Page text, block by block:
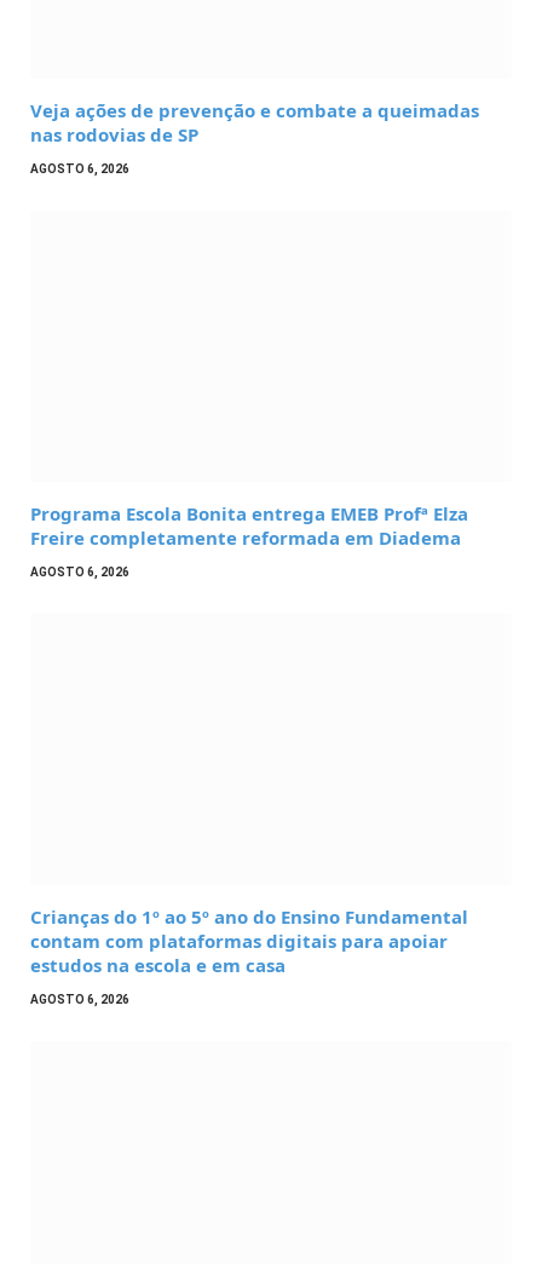
Veja ações de prevenção e combate a queimadas
nas rodovias de SP
AGOSTO 6, 2026
Programa Escola Bonita entrega EMEB Profª Elza
Freire completamente reformada em Diadema
AGOSTO 6, 2026
Crianças do 1º ao 5º ano do Ensino Fundamental
contam com plataformas digitais para apoiar
estudos na escola e em casa
AGOSTO 6, 2026